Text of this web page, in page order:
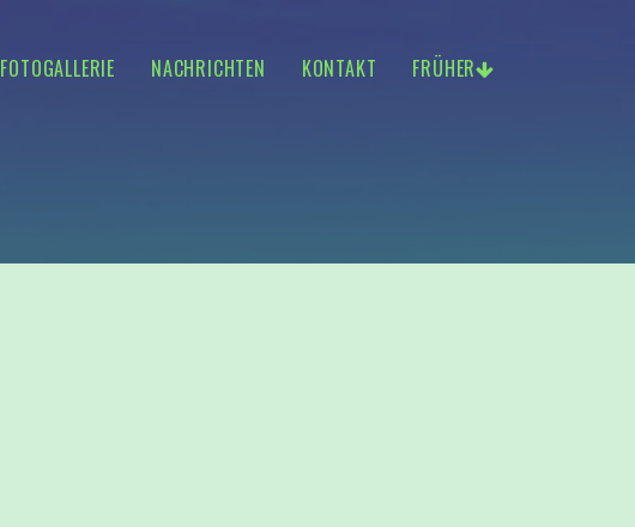
FOTOGALLERIE NACHRICHTEN KONTAKT FRÜHER